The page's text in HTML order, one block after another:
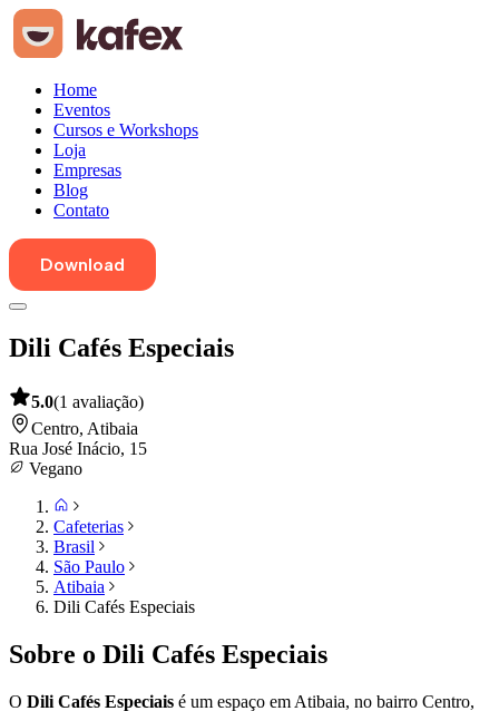
Home
Eventos
Cursos e Workshops
Loja
Empresas
Blog
Contato
Download
Dili Cafés Especiais
5.0(1 avaliação)
Centro, Atibaia
Rua José Inácio, 15
Vegano
Cafeterias
Brasil
São Paulo
Atibaia
Dili Cafés Especiais
Sobre o Dili Cafés Especiais
O Dili Cafés Especiais é um espaço em Atibaia, no bairro Centro,